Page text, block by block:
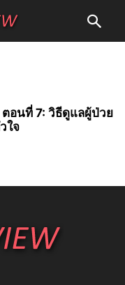
ตอนที่ 7: วิธีดูแลผู้ป่วย
ใจ